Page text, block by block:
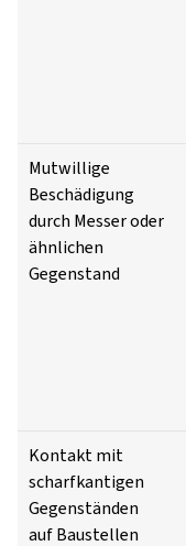
Mutwillige
Beschädigung
durch Messer oder
ähnlichen
Gegenstand
Kontakt mit
scharfkantigen
Gegenständen
auf Baustellen